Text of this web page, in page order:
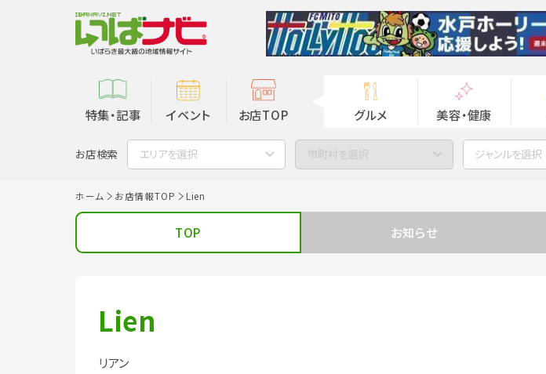
特集・記事 イベント お店TOP グルメ 美容・健康
お店検索 エリアを選択 市町村を選択 ジャンルを選択
ホーム お店情報TOP Lien
TOP お知らせ
Lien
リアン